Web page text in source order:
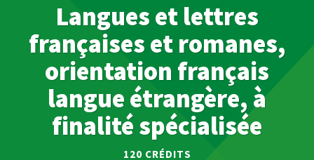
Langues et lettres
françaises et romanes,
orientation français
langue étrangère, à
finalité spécialisée
120 CRÉDITS